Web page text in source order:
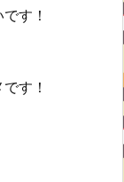
す！
す！